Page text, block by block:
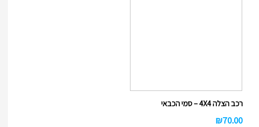
רכב הצלה 4X4 – סמי הכבאי
70.00
₪